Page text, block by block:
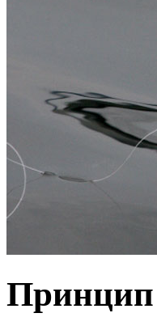
Принцип